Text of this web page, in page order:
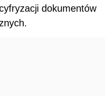
dokumentów